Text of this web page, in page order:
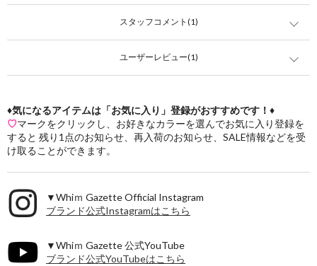
スタッフコメント(1)
ユーザーレビュー(1)
♦気になるアイテムは「お気に入り」登録がおすすめです！♦
♡マークをクリックし、お好きなカラーを選んでお気に入り登録を
すると 残り1点のお知らせ、再入荷のお知らせ、SALE情報などを受
け取ることができます。
▼Whiｍ Gazette Official Instagram
ブランド公式Instagramはこちら
▼Whiｍ Gazette 公式YouTube
ブランド公式YouTubeはこちら